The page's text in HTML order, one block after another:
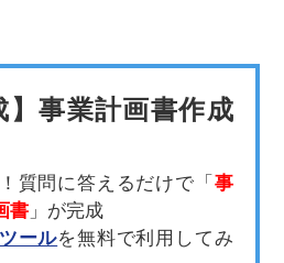
】事業計画書作成
質問に答えるだけで「 事
書 」が完成
ールを無料で利用してみ